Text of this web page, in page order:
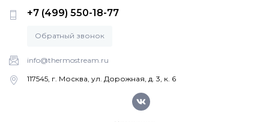
Ferroli
+7 (499) 550-18-77
Обратный звонок
info@thermostream.ru
117545, г. Москва, ул. Дорожная, д. 3, к. 6